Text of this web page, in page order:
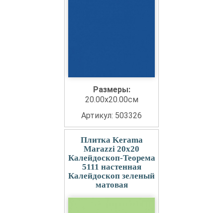
Размеры:
20.00x20.00см
Артикул: 503326
Плитка Kerama
Marazzi 20x20
Калейдоскоп-Теорема
5111 настенная
Калейдоскоп зеленый
матовая